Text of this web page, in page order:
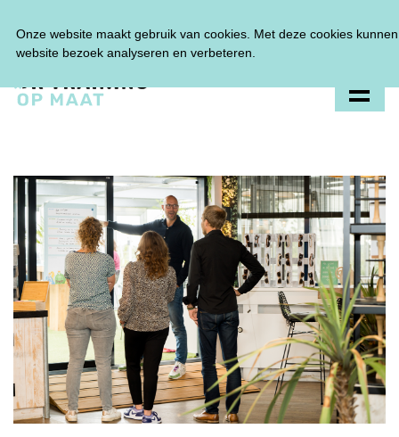
Onze website maakt gebruik van cookies. Met deze cookies
website bezoek analyseren en verbeteren.